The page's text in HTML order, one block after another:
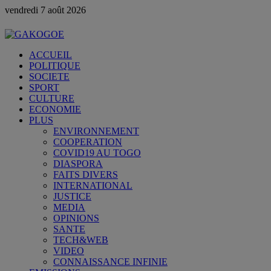
vendredi 7 août 2026
ACCUEIL
POLITIQUE
SOCIETE
SPORT
CULTURE
ECONOMIE
PLUS
ENVIRONNEMENT
COOPERATION
COVID19 AU TOGO
DIASPORA
FAITS DIVERS
INTERNATIONAL
JUSTICE
MEDIA
OPINIONS
SANTE
TECH&WEB
VIDEO
CONNAISSANCE INFINIE